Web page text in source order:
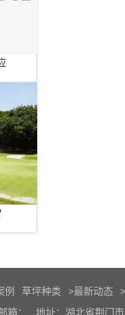
例 草坪种类 >最新动态 >
箱： 地址：湖北省荆门